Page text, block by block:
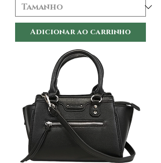
Adicionar ao carrinho